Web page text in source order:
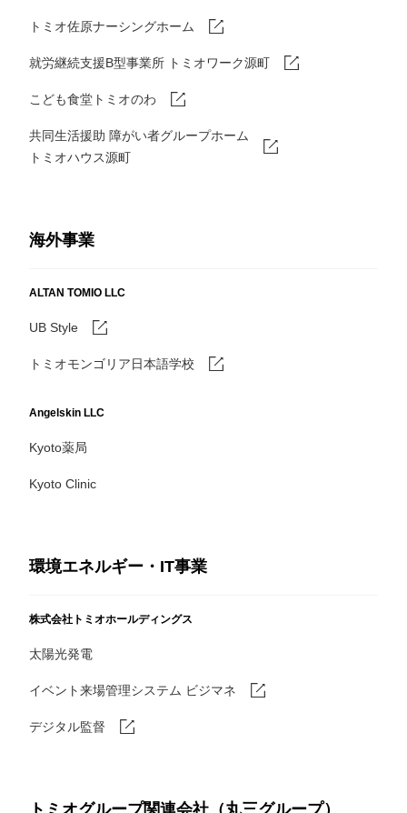
トミオ佐原ナーシングホーム
就労継続支援B型事業所 トミオワーク源町
こども食堂トミオのわ
共同生活援助 障がい者グループホーム
トミオハウス源町
海外事業
ALTAN TOMIO LLC
UB Style
トミオモンゴリア日本語学校
Angelskin LLC
Kyoto薬局
Kyoto Clinic
環境エネルギー・IT事業
株式会社トミオホールディングス
太陽光発電
イベント来場管理システム ビジマネ
デジタル監督
トミオグループ関連会社（丸三グループ）